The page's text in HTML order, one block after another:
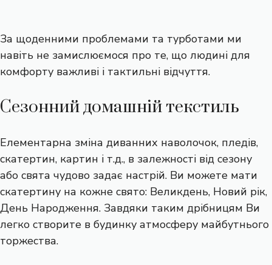
За щоденними проблемами та турботами ми
навіть не замислюємося про те, що людині для
комфорту важливі і тактильні відчуття.
Сезонний домашній текстиль
Елементарна зміна диванних наволочок, пледів,
скатертин, картин і т.д., в залежності від сезону
або свята чудово задає настрій. Ви можете мати
скатертину на кожне свято: Великдень, Новий рік,
День Народження. Завдяки таким дрібницям Ви
легко створите в будинку атмосферу майбутнього
торжества.